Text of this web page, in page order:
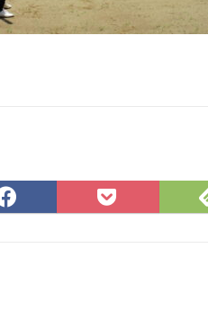
Facebook
で
Pocket
に